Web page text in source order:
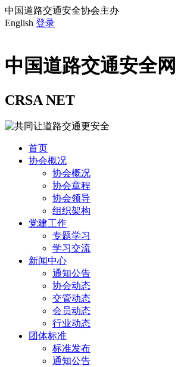
中国道路交通安全协会主办
English 登录
中国道路交通安全网
CRSA NET
首页
协会概况
协会概况
协会章程
协会领导
组织架构
党建工作
专题学习
学习交流
新闻中心
通知公告
协会动态
交管动态
会员动态
行业动态
团体标准
标准发布
通知公告